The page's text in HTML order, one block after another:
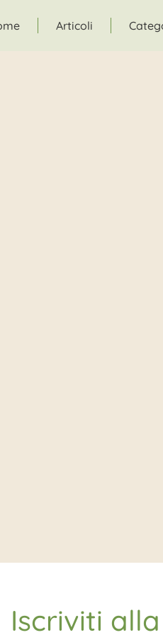
Articoli
Iscriviti